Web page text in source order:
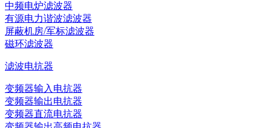
中频电炉滤波器
有源电力谐波滤波器
屏蔽机房/军标滤波器
磁环滤波器
滤波电抗器
变频器输入电抗器
变频器输出电抗器
变频器直流电抗器